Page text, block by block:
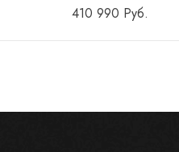
410 990 Руб.